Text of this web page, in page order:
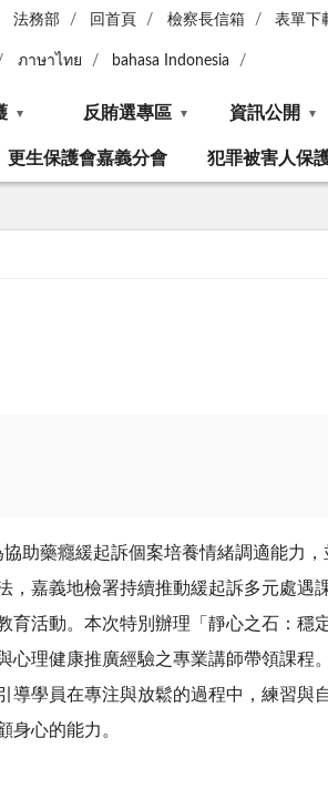
法務部 回首頁 檢察長信箱 表單下
ภาษาไทย bahasa Indonesia
反賄選專區 資訊公開
更生保護會嘉義分會 犯罪被害人保
助藥癮緩起訴個案培養情緒調適能力，
，嘉義地檢署持續推動緩起訴多元處遇
育活動。本次特別辦理「靜心之石：穩
心理健康推廣經驗之專業講師帶領課程
導學員在專注與放鬆的過程中，練習與
身心的能力。